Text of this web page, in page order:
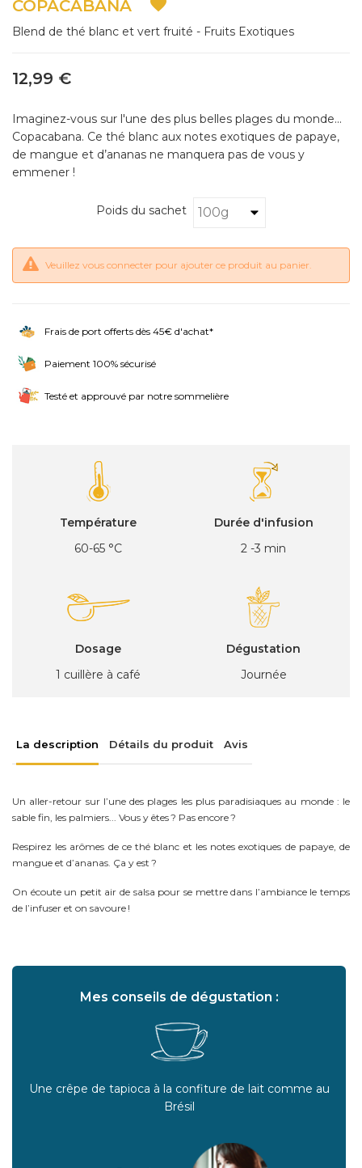
COPACABANA 
Blend de thé blanc et vert fruité - Fruits Exotiques
12,99 €
Imaginez-vous sur l'une des plus belles plages du monde...
Copacabana. Ce thé blanc aux notes exotiques de papaye,
de mangue et d’ananas ne manquera pas de vous y
emmener !
Poids du sachet
Veuillez vous connecter pour ajouter ce produit au panier.
Frais de port offerts dès 45€ d'achat*
Paiement 100% sécurisé
Testé et approuvé par notre sommelière
Température
60-65 °C
Durée d'infusion
2 -3 min
Dosage
1 cuillère à café
Dégustation
Journée
La description Détails du produit Avis
Un aller-retour sur l’une des plages les plus paradisiaques au monde : le
sable fin, les palmiers... Vous y êtes ? Pas encore ?
Respirez les arômes de ce thé blanc et les notes exotiques de papaye, de
mangue et d’ananas. Ça y est ?
On écoute un petit air de salsa pour se mettre dans l’ambiance le temps
de l’infuser et on savoure !
Mes conseils de dégustation :
Une crêpe de tapioca à la confiture de lait comme au
Brésil